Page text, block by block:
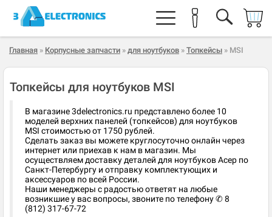
Главная » Корпусные запчасти » для ноутбуков » Топкейсы » MSI
Топкейсы для ноутбуков MSI
В магазине 3delectronics.ru представлено более 10
моделей верхних панелей (топкейсов) для ноутбуков
MSI стоимостью от 1750 рублей.
Сделать заказ вы можете круглосуточно онлайн через
интернет или приехав к нам в магазин. Мы
осуществляем доставку деталей для ноутбуков Асер по
Санкт-Петербургу и отправку комплектующих и
аксессуаров по всей России.
Наши менеджеры с радостью ответят на любые
возникшие у вас вопросы, звоните по телефону ✆ 8
(812) 317-67-72